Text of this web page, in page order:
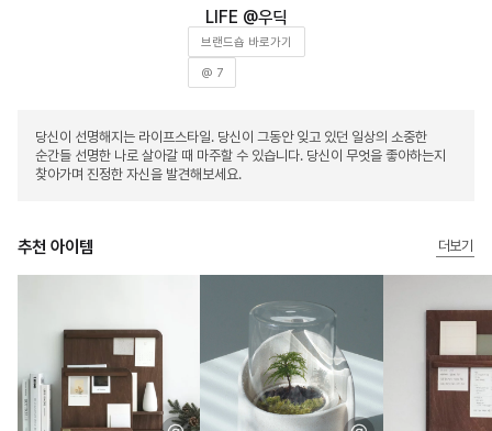
우딕
브랜드숍 바로가기
@ 7
당신이 선명해지는 라이프스타일. 당신이 그동안 잊고 있던 일상의 소중한
순간들 선명한 나로 살아갈 때 마주할 수 있습니다. 당신이 무엇을 좋아하는지
찾아가며 진정한 자신을 발견해보세요.
추천 아이템 더보기